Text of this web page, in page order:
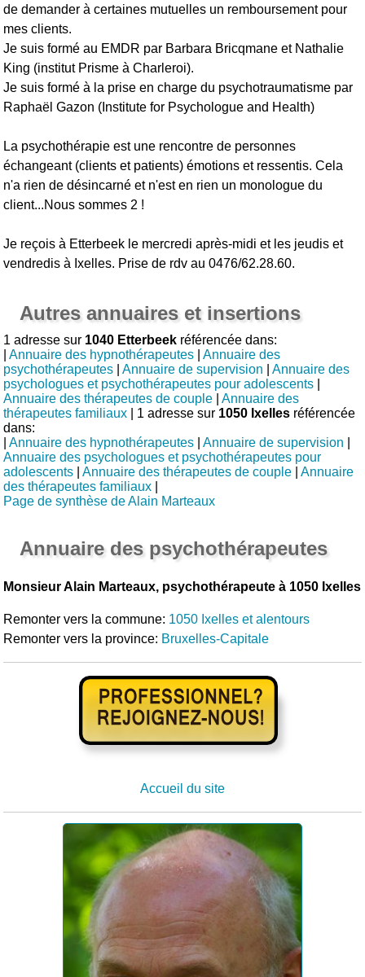
de demander à certaines mutuelles un remboursement pour
mes clients.
Je suis formé au EMDR par Barbara Bricqmane et Nathalie
King (institut Prisme à Charleroi).
Je suis formé à la prise en charge du psychotraumatisme par
Raphaël Gazon (Institute for Psychologue and Health)
La psychothérapie est une rencontre de personnes
échangeant (clients et patients) émotions et ressentis. Cela
n'a rien de désincarné et n'est en rien un monologue du
client...Nous sommes 2 !
Je reçois à Etterbeek le mercredi après-midi et les jeudis et
vendredis à Ixelles. Prise de rdv au 0476/62.28.60.
Autres annuaires et insertions
1 adresse sur 1040 Etterbeek référencée dans:
|Annuaire des hypnothérapeutes |Annuaire des
psychothérapeutes |Annuaire de supervision |Annuaire des
psychologues et psychothérapeutes pour adolescents
Annuaire des thérapeutes de couple |Annuaire des
thérapeutes familiaux | 1 adresse sur 1050 Ixelles référencée
dans:
|Annuaire des hypnothérapeutes |Annuaire de supervision
Annuaire des psychologues et psychothérapeutes pour
adolescents |Annuaire des thérapeutes de couple |Annuaire
des thérapeutes familiaux
Page de synthèse de Alain Marteaux
Annuaire des psychothérapeutes
Monsieur Alain Marteaux, psychothérapeute à 1050 Ixelles
Remonter vers la commune: 1050 Ixelles et alentours
Remonter vers la province: Bruxelles-Capitale
Accueil du site